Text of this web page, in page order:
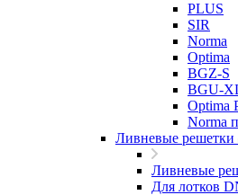
PLUS
SIR
Norma
Optima
BGZ-S
BGU-
Optima
Norma
Ливневые решетки
Ливневые
Для лотков